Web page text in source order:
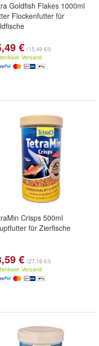
Goldfish Flakes 1000ml
Flockenfutter für
€ (15,49 €/l)
Versand
Crisps 500ml
für Zierfische
€ (27,18 €/l)
Versand